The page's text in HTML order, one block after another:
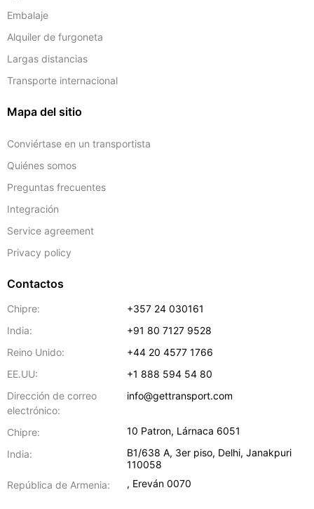
Embalaje
Alquiler de furgoneta
Largas distancias
Transporte internacional
Mapa del sitio
Conviértase en un transportista
Quiénes somos
Preguntas frecuentes
Integración
Service agreement
Privacy policy
Contactos
Chipre:
+357 24 030161
India:
+91 80 7127 9528
Reino Unido:
+44 20 4577 1766
EE.UU:
+1 888 594 54 80
Dirección de correo
electrónico:
info@gettransport.com
Chipre: 10 Patron, Lárnaca 6051
India:
B1/638 A, 3er piso, Delhi,Janakpuri
110058
República de Armenia:
, Ereván 0070